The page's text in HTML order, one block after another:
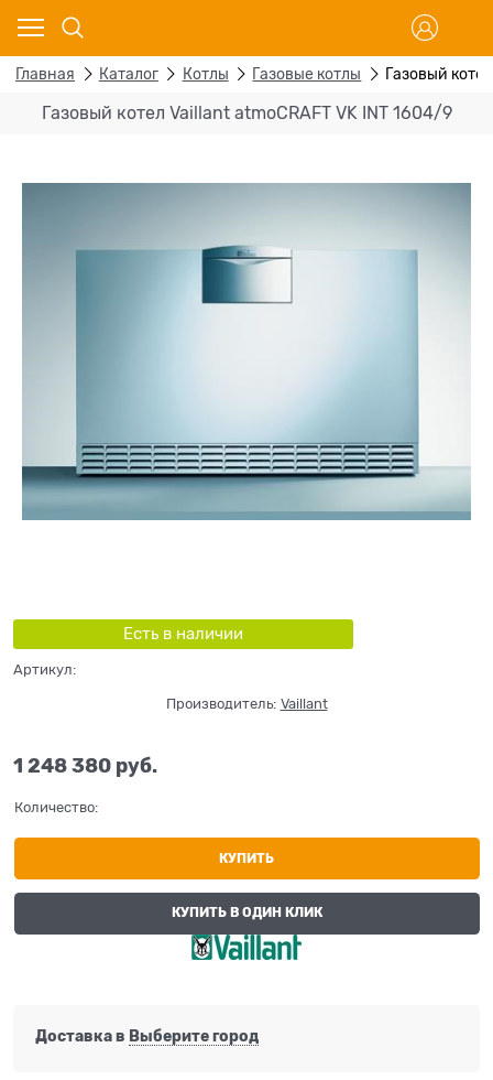
Главная Каталог Котлы Газовые котлы Газовый
Газовый котел Vaillant atmoCRAFT VK INT 1604/9
Есть в наличии
Артикул:
Производитель: Vaillant
1 248 380 руб.
Количество:
КУПИТЬ
КУПИТЬ В ОДИН КЛИК
Доставка в Выберите город